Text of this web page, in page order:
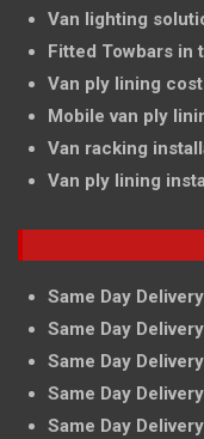
Van lighting
Fitted Towbars in
Van ply lining cost
Mobile van ply
Van racking
Van ply lining
Same Day
Same Day
Same Day
Same Day
Same Day